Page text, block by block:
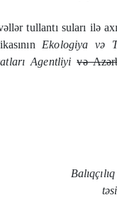
tullantı suları ilə
Ekologiya və
Agentliyi və